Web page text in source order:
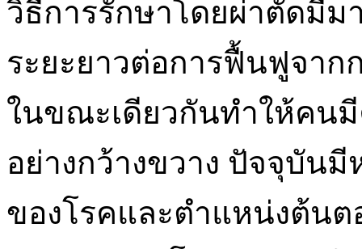
วิธีการรักษาโดยผ่าตัดมี
ระยะยาวต่อการฟื้นฟูจาก
ในขณะเดียวกันทำให้คนมี
อย่างกว้างขวาง ปัจจุบัน
ของโรคและตำแหน่งต้นต